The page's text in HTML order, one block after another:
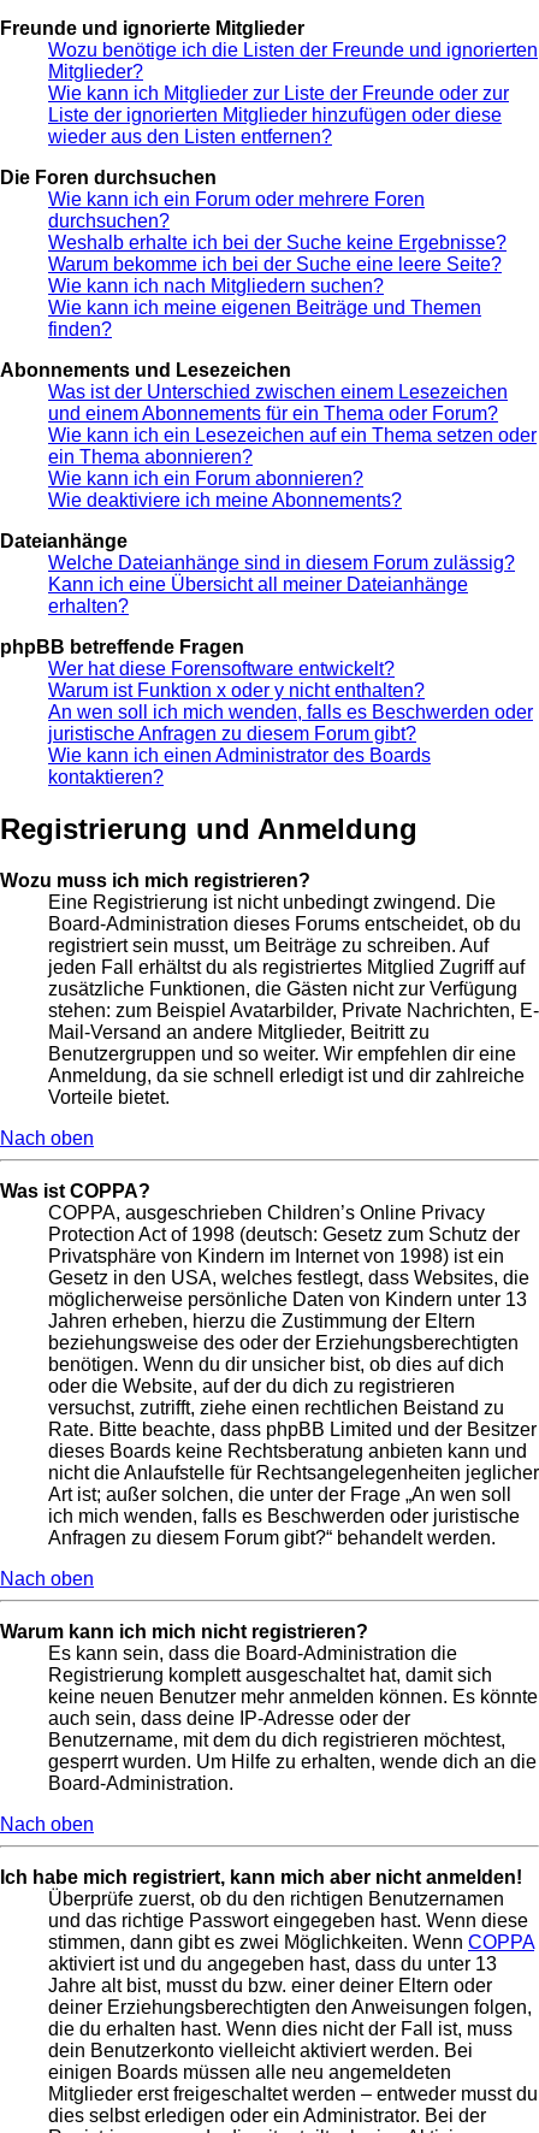
Freunde und ignorierte Mitglieder
Wozu benötige ich die Listen der Freunde und ignorierten
Mitglieder?
Wie kann ich Mitglieder zur Liste der Freunde oder zur
Liste der ignorierten Mitglieder hinzufügen oder diese
wieder aus den Listen entfernen?
Die Foren durchsuchen
Wie kann ich ein Forum oder mehrere Foren
durchsuchen?
Weshalb erhalte ich bei der Suche keine Ergebnisse?
Warum bekomme ich bei der Suche eine leere Seite?
Wie kann ich nach Mitgliedern suchen?
Wie kann ich meine eigenen Beiträge und Themen
finden?
Abonnements und Lesezeichen
Was ist der Unterschied zwischen einem Lesezeichen
und einem Abonnements für ein Thema oder Forum?
Wie kann ich ein Lesezeichen auf ein Thema setzen oder
ein Thema abonnieren?
Wie kann ich ein Forum abonnieren?
Wie deaktiviere ich meine Abonnements?
Dateianhänge
Welche Dateianhänge sind in diesem Forum zulässig?
Kann ich eine Übersicht all meiner Dateianhänge
erhalten?
phpBB betreffende Fragen
Wer hat diese Forensoftware entwickelt?
Warum ist Funktion x oder y nicht enthalten?
An wen soll ich mich wenden, falls es Beschwerden oder
juristische Anfragen zu diesem Forum gibt?
Wie kann ich einen Administrator des Boards
kontaktieren?
Registrierung und Anmeldung
Wozu muss ich mich registrieren?
Eine Registrierung ist nicht unbedingt zwingend. Die
Board-Administration dieses Forums entscheidet, ob du
registriert sein musst, um Beiträge zu schreiben. Auf
jeden Fall erhältst du als registriertes Mitglied Zugriff auf
zusätzliche Funktionen, die Gästen nicht zur Verfügung
stehen: zum Beispiel Avatarbilder, Private Nachrichten, E-
Mail-Versand an andere Mitglieder, Beitritt zu
Benutzergruppen und so weiter. Wir empfehlen dir eine
Anmeldung, da sie schnell erledigt ist und dir zahlreiche
Vorteile bietet.
Nach oben
Was ist COPPA?
COPPA, ausgeschrieben Children’s Online Privacy
Protection Act of 1998 (deutsch: Gesetz zum Schutz der
Privatsphäre von Kindern im Internet von 1998) ist ein
Gesetz in den USA, welches festlegt, dass Websites, die
möglicherweise persönliche Daten von Kindern unter 13
Jahren erheben, hierzu die Zustimmung der Eltern
beziehungsweise des oder der Erziehungsberechtigten
benötigen. Wenn du dir unsicher bist, ob dies auf dich
oder die Website, auf der du dich zu registrieren
versuchst, zutrifft, ziehe einen rechtlichen Beistand zu
Rate. Bitte beachte, dass phpBB Limited und der Besitzer
dieses Boards keine Rechtsberatung anbieten kann und
nicht die Anlaufstelle für Rechtsangelegenheiten jeglicher
Art ist; außer solchen, die unter der Frage „An wen soll
ich mich wenden, falls es Beschwerden oder juristische
Anfragen zu diesem Forum gibt?“ behandelt werden.
Nach oben
Warum kann ich mich nicht registrieren?
Es kann sein, dass die Board-Administration die
Registrierung komplett ausgeschaltet hat, damit sich
keine neuen Benutzer mehr anmelden können. Es könnte
auch sein, dass deine IP-Adresse oder der
Benutzername, mit dem du dich registrieren möchtest,
gesperrt wurden. Um Hilfe zu erhalten, wende dich an die
Board-Administration.
Nach oben
Ich habe mich registriert, kann mich aber nicht anmelden!
Überprüfe zuerst, ob du den richtigen Benutzernamen
und das richtige Passwort eingegeben hast. Wenn diese
stimmen, dann gibt es zwei Möglichkeiten. Wenn COPPA
aktiviert ist und du angegeben hast, dass du unter 13
Jahre alt bist, musst du bzw. einer deiner Eltern oder
deiner Erziehungsberechtigten den Anweisungen folgen,
die du erhalten hast. Wenn dies nicht der Fall ist, muss
dein Benutzerkonto vielleicht aktiviert werden. Bei
einigen Boards müssen alle neu angemeldeten
Mitglieder erst freigeschaltet werden – entweder musst du
dies selbst erledigen oder ein Administrator. Bei der